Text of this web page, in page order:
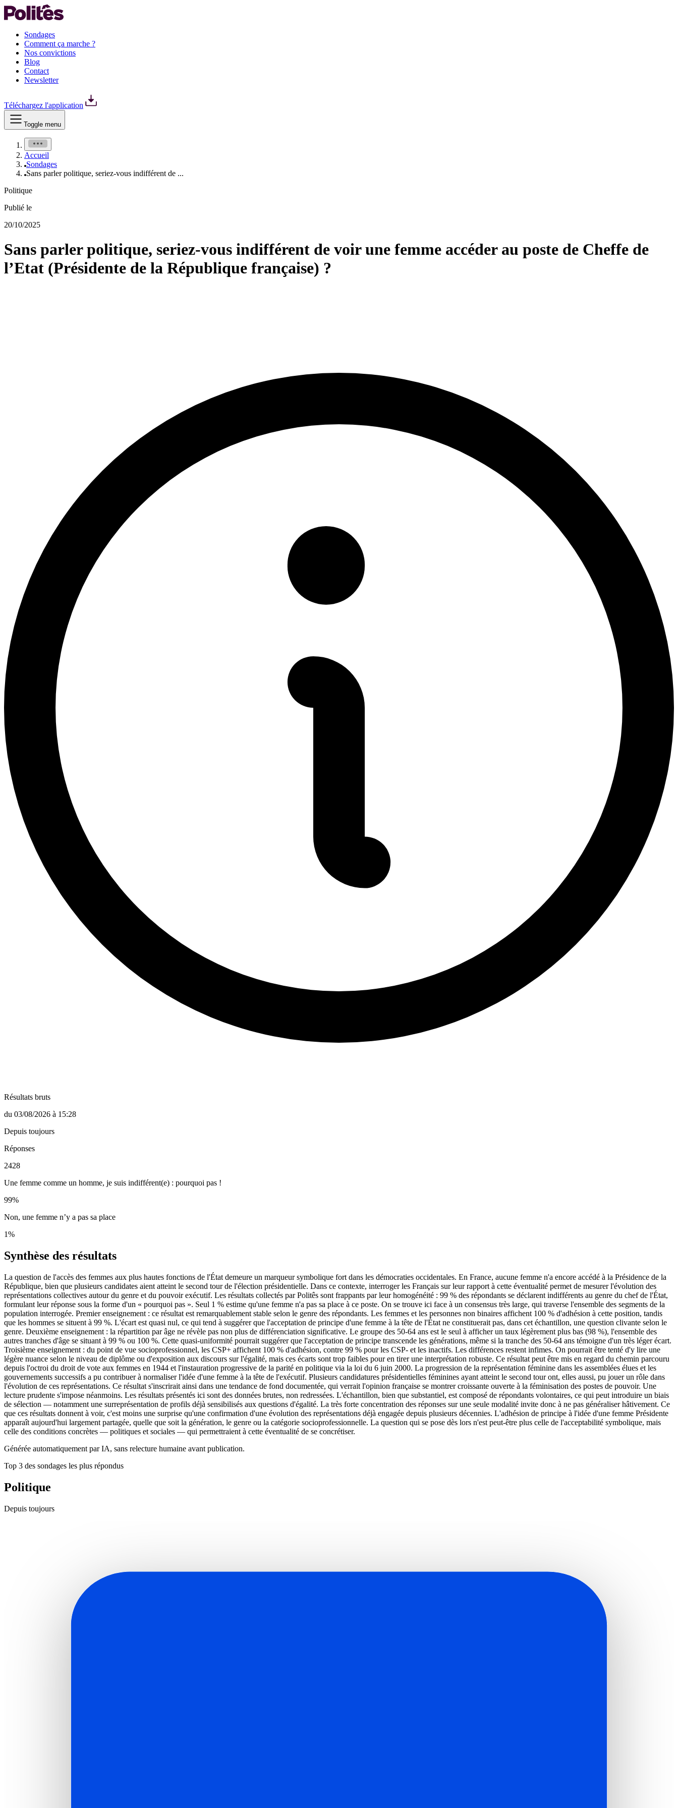
Sondages
Comment ça marche ?
Nos convictions
Blog
Contact
Newsletter
Téléchargez l'application
Toggle menu
Accueil
Sondages
Sans parler politique, seriez-vous indifférent de ...
Politique
Publié le
20/10/2025
Sans parler politique, seriez-vous indifférent de voir une femme accéder au poste de Cheffe de
l’Etat (Présidente de la République française) ?
Résultats bruts
du 03/08/2026 à 15:28
Depuis toujours
Réponses
2428
Une femme comme un homme, je suis indifférent(e) : pourquoi pas !
99%
Non, une femme n’y a pas sa place
1%
Synthèse des résultats
La question de l'accès des femmes aux plus hautes fonctions de l'État demeure un marqueur symbolique fort dans les démocraties occidentales. En France, aucune femme n'a encore accédé à la Présidence de la
République, bien que plusieurs candidates aient atteint le second tour de l'élection présidentielle. Dans ce contexte, interroger les Français sur leur rapport à cette éventualité permet de mesurer l'évolution des
représentations collectives autour du genre et du pouvoir exécutif. Les résultats collectés par Politês sont frappants par leur homogénéité : 99 % des répondants se déclarent indifférents au genre du chef de l'État,
formulant leur réponse sous la forme d'un « pourquoi pas ». Seul 1 % estime qu'une femme n'a pas sa place à ce poste. On se trouve ici face à un consensus très large, qui traverse l'ensemble des segments de la
population interrogée. Premier enseignement : ce résultat est remarquablement stable selon le genre des répondants. Les femmes et les personnes non binaires affichent 100 % d'adhésion à cette position, tandis
que les hommes se situent à 99 %. L'écart est quasi nul, ce qui tend à suggérer que l'acceptation de principe d'une femme à la tête de l'État ne constituerait pas, dans cet échantillon, une question clivante selon le
genre. Deuxième enseignement : la répartition par âge ne révèle pas non plus de différenciation significative. Le groupe des 50-64 ans est le seul à afficher un taux légèrement plus bas (98 %), l'ensemble des
autres tranches d'âge se situant à 99 % ou 100 %. Cette quasi-uniformité pourrait suggérer que l'acceptation de principe transcende les générations, même si la tranche des 50-64 ans témoigne d'un très léger écart.
Troisième enseignement : du point de vue socioprofessionnel, les CSP+ affichent 100 % d'adhésion, contre 99 % pour les CSP- et les inactifs. Les différences restent infimes. On pourrait être tenté d'y lire une
légère nuance selon le niveau de diplôme ou d'exposition aux discours sur l'égalité, mais ces écarts sont trop faibles pour en tirer une interprétation robuste. Ce résultat peut être mis en regard du chemin parcouru
depuis l'octroi du droit de vote aux femmes en 1944 et l'instauration progressive de la parité en politique via la loi du 6 juin 2000. La progression de la représentation féminine dans les assemblées élues et les
gouvernements successifs a pu contribuer à normaliser l'idée d'une femme à la tête de l'exécutif. Plusieurs candidatures présidentielles féminines ayant atteint le second tour ont, elles aussi, pu jouer un rôle dans
l'évolution de ces représentations. Ce résultat s'inscrirait ainsi dans une tendance de fond documentée, qui verrait l'opinion française se montrer croissante ouverte à la féminisation des postes de pouvoir. Une
lecture prudente s'impose néanmoins. Les résultats présentés ici sont des données brutes, non redressées. L'échantillon, bien que substantiel, est composé de répondants volontaires, ce qui peut introduire un biais
de sélection — notamment une surreprésentation de profils déjà sensibilisés aux questions d'égalité. La très forte concentration des réponses sur une seule modalité invite donc à ne pas généraliser hâtivement. Ce
que ces résultats donnent à voir, c'est moins une surprise qu'une confirmation d'une évolution des représentations déjà engagée depuis plusieurs décennies. L'adhésion de principe à l'idée d'une femme Présidente
apparaît aujourd'hui largement partagée, quelle que soit la génération, le genre ou la catégorie socioprofessionnelle. La question qui se pose dès lors n'est peut-être plus celle de l'acceptabilité symbolique, mais
celle des conditions concrètes — politiques et sociales — qui permettraient à cette éventualité de se concrétiser.
Générée automatiquement par IA, sans relecture humaine avant publication.
Top 3 des sondages les plus répondus
Politique
Depuis toujours